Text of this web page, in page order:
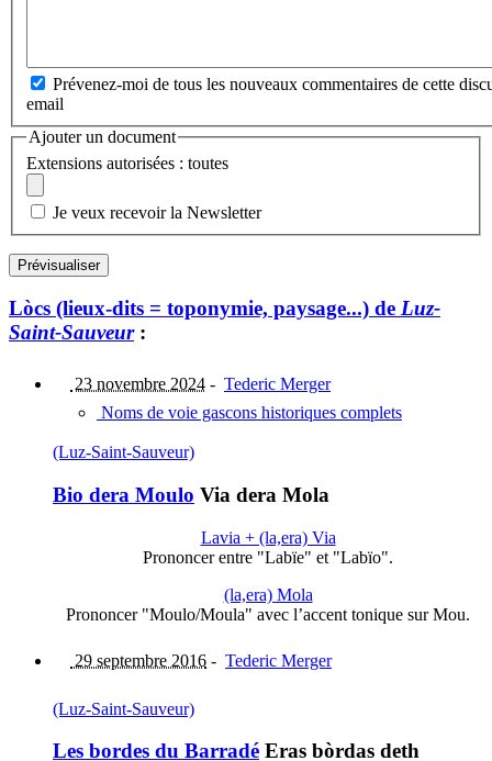
Prévenez-moi de tous les nouveaux commentaires de cette
email
Ajouter un document
Extensions autorisées : toutes
Je veux recevoir la Newsletter
Lòcs (lieux-dits = toponymie, paysage...) de Luz-
Saint-Sauveur:
23 novembre 2024 - Tederic Merger
Noms de voie gascons historiques complets
(Luz-Saint-Sauveur)
Bio dera Moulo Via dera Mola
Lavia + (la,era) Via
Prononcer entre "Labïe" et "Labïo".
(la,era) Mola
Prononcer "Moulo/Moula" avec l’accent tonique sur Mou.
29 septembre 2016 - Tederic Merger
(Luz-Saint-Sauveur)
Les bordes du Barradé Eras bòrdas deth